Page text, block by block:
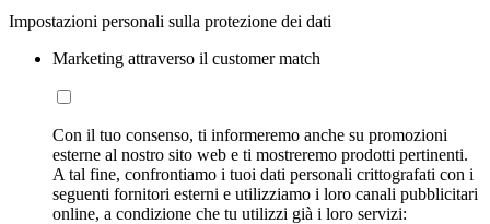
Impostazioni personali sulla protezione dei dati
Marketing attraverso il customer match
Con il tuo consenso, ti informeremo anche su promozioni
esterne al nostro sito web e ti mostreremo prodotti pertinenti.
A tal fine, confrontiamo i tuoi dati personali crittografati con i
seguenti fornitori esterni e utilizziamo i loro canali pubblicitari
online, a condizione che tu utilizzi già i loro servizi: